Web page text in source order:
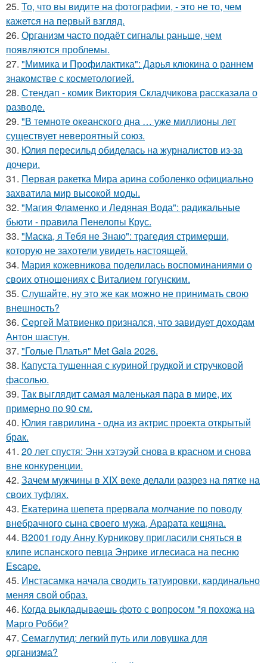
25. То, что вы видите на фотографии, - это не то, чем
кажется на первый взгляд.
26. Организм часто подаёт сигналы раньше, чем
появляются проблемы.
27. "Мимика и Профилактика": Дарья клюкина о раннем
знакомстве с косметологией.
28. Стендап - комик Виктория Складчикова рассказала о
разводе.
29. "В темноте океанского дна … уже миллионы лет
существует невероятный союз.
30. Юлия пересильд обиделась на журналистов из-за
дочери.
31. Первая ракетка Мира арина соболенко официально
захватила мир высокой моды.
32. "Магия Фламенко и Ледяная Вода": радикальные
бьюти - правила Пенелопы Крус.
33. "Маска, я Тебя не Знаю": трагедия стримерши,
которую не захотели увидеть настоящей.
34. Мария кожевникова поделилась воспоминаниями о
своих отношениях с Виталием гогунским.
35. Слушайте, ну это же как можно не принимать свою
внешность?
36. Сергей Матвиенко признался, что завидует доходам
Антон шастун.
37. "Голые Платья" Met Gala 2026.
38. Капуста тушенная с куриной грудкой и стручковой
фасолью.
39. Так выглядит самая маленькая пара в мире, их
примерно по 90 см.
40. Юлия гаврилина - одна из актрис проекта открытый
брак.
41. 20 лет спустя: Энн хэтэуэй снова в красном и снова
вне конкуренции.
42. Зачем мужчины в XIX веке делали разрез на пятке на
своих туфлях.
43. Екатерина шепета прервала молчание по поводу
внебрачного сына своего мужа, Арарата кещяна.
44. В2001 году Анну Курникову пригласили сняться в
клипе испанского певца Энрике иглесиаса на песню
Escape.
45. Инстасамка начала сводить татуировки, кардинально
меняя свой образ.
46. Когда выкладываешь фото с вопросом "я похожа на
Марго Робби?
47. Семаглутид: легкий путь или ловушка для
организма?